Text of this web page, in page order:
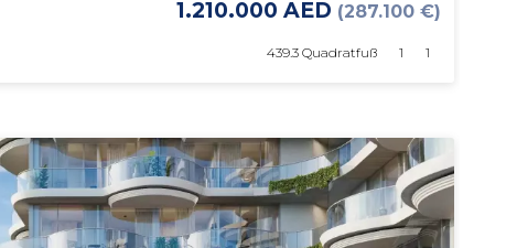
1.210.000 AED (287.100 €)
439.3 Quadratfuß 1 1